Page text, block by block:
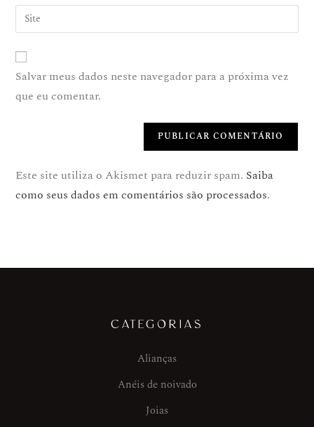
Salvar meus dados neste navegador para a próxima vez
que eu comentar.
Este site utiliza o Akismet para reduzir spam. Saiba
como seus dados em comentários são processados.
CATEGORIAS
Alianças
Anéis de noivado
Joias